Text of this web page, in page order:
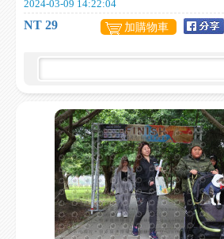
2024-03-09 14:22:04
NT 29 加購物車